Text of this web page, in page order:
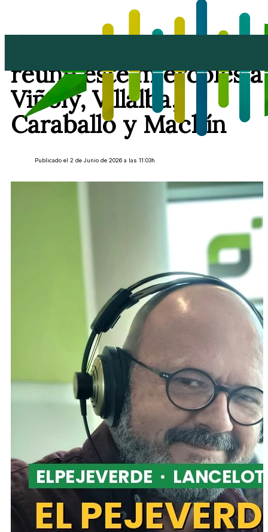
reúne este miércoles a
Viñoly, Villalba,
Caraballo y Machín
Publicado el 2 de Junio de 2026 a las 11:03h